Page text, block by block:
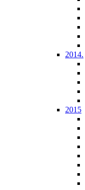
2014.
2015